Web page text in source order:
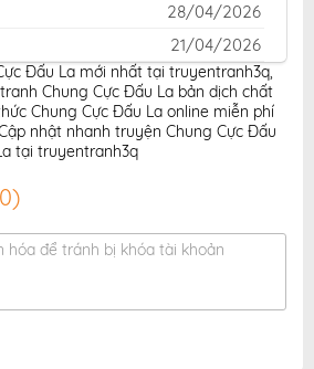
28/04/2026
21/04/2026
15/04/2026
08/04/2026
03/04/2026
10/03/2026
16/02/2026
Đấu La mới nhất tại truyentranh3q,
Chung Cực Đấu La bản dịch chất
Chung Cực Đấu La online miễn phí
nhật nhanh truyện Chung Cực Đấu
tại truyentranh3q
0)
hóa để tránh bị khóa tài khoản